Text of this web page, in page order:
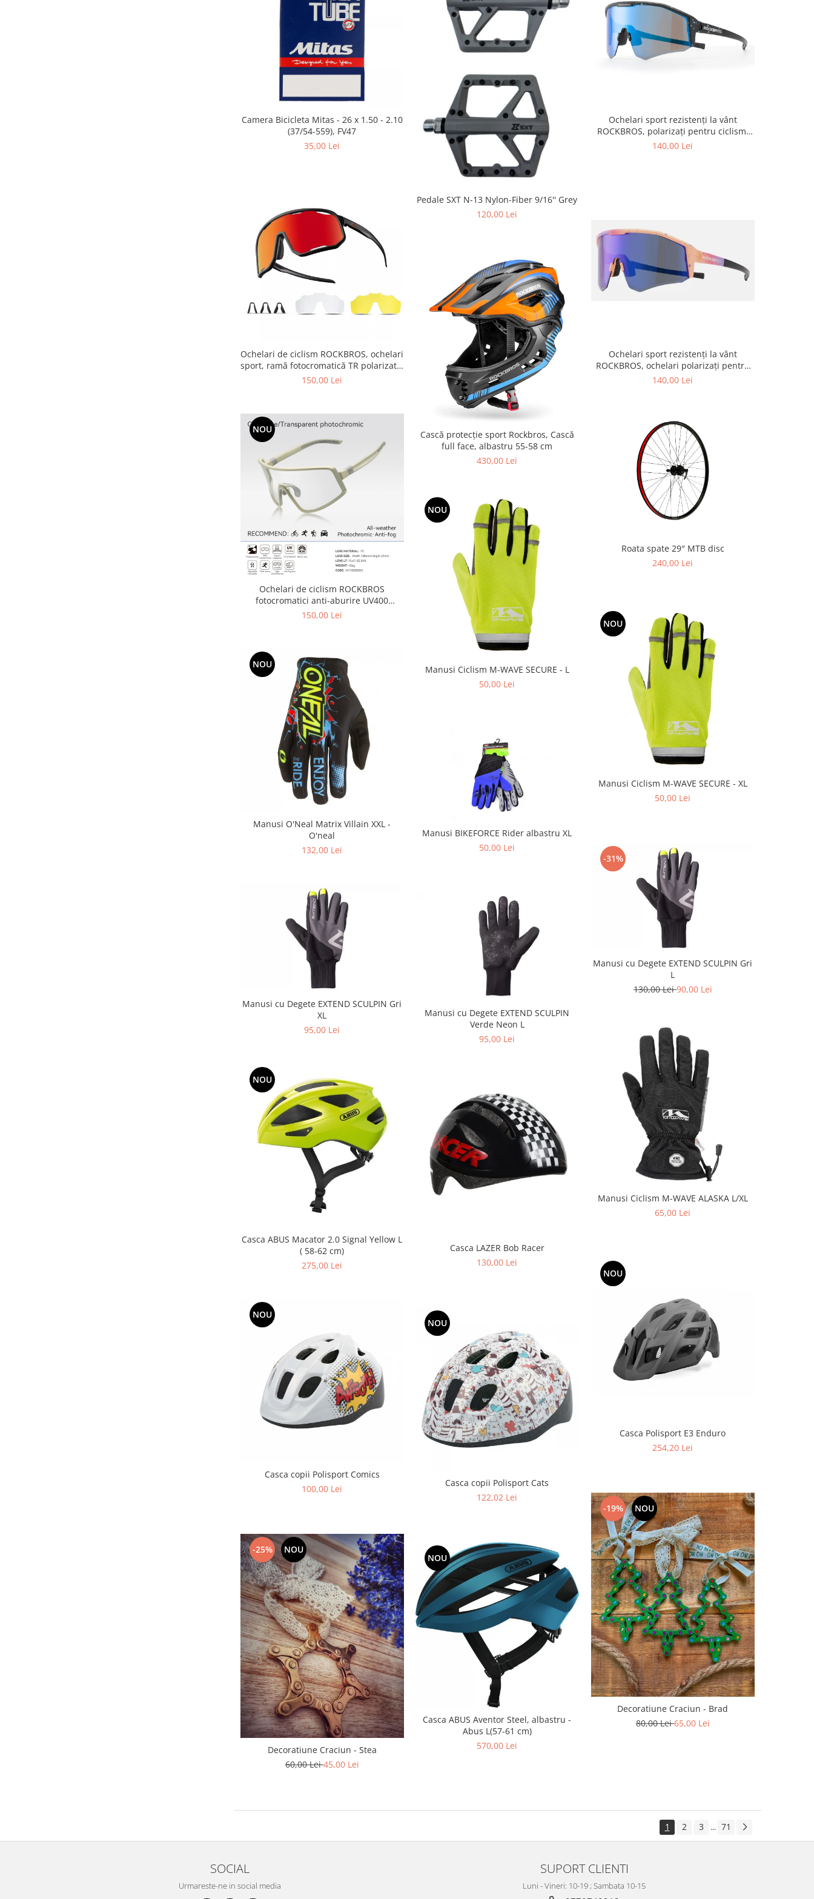
Camera Bicicleta Mitas - 26 x 1.50 - 2.10
(37/54-559), FV47
35,00 Lei
Pedale SXT N-13 Nylon-Fiber 9/16'' Grey
120,00 Lei
Ochelari sport rezistenți la vânt
ROCKBROS, polarizați pentru ciclism,
ochelari de soare pentru exterior
140,00 Lei
Ochelari de ciclism ROCKBROS, ochelari
sport, ramă fotocromatică TR polarizată,
unisex
150,00 Lei
Ochelari sport rezistenți la vânt
ROCKBROS, ochelari polarizați pentru
ciclism, ochelari de soare pentru
140,00 Lei
Cască protecție sport Rockbros, Cască
full face, albastru 55-58 cm
430,00 Lei
NOU
Ochelari de ciclism ROCKBROS
fotocromatici anti-aburire UV400
reglabili
150,00 Lei
Roata spate 29″ MTB disc
240,00 Lei
NOU
Manusi Ciclism M-WAVE SECURE - L
50,00 Lei
NOU
Manusi Ciclism M-WAVE SECURE - XL
50,00 Lei
NOU
Manusi O'Neal Matrix Villain XXL -
O'neal
132,00 Lei
Manusi BIKEFORCE Rider albastru XL
50,00 Lei
-31%
Manusi cu Degete EXTEND SCULPIN Gri
L
130,00 Lei90,00 Lei
Manusi cu Degete EXTEND SCULPIN Gri
XL
95,00 Lei
Manusi cu Degete EXTEND SCULPIN
Verde Neon L
95,00 Lei
Manusi Ciclism M-WAVE ALASKA L/XL
65,00 Lei
NOU
Casca ABUS Macator 2.0 Signal Yellow L
( 58-62 cm)
275,00 Lei
Casca LAZER Bob Racer
130,00 Lei
NOU
Casca Polisport E3 Enduro
254,20 Lei
NOU
Casca copii Polisport Comics
100,00 Lei
NOU
Casca copii Polisport Cats
122,02 Lei
-19%
NOU
Decoratiune Craciun - Brad
80,00 Lei65,00 Lei
-25% NOU
Decoratiune Craciun - Stea
60,00 Lei45,00 Lei
NOU
Casca ABUS Aventor Steel, albastru -
Abus L(57-61 cm)
570,00 Lei
1 2 3 ... 71
SOCIAL
Urmareste-ne in social media
SUPORT CLIENTI
Luni - Vineri: 10-19 ; Sambata 10-15